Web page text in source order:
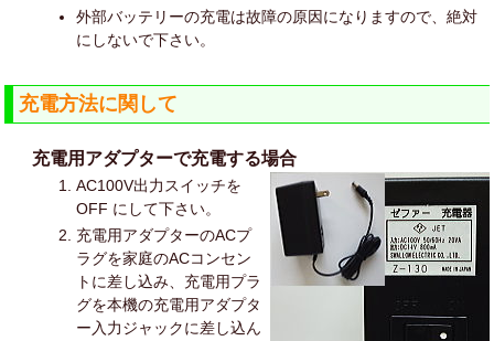
外部バッテリーの充電は故障の原因になりますので、絶対
にしないで下さい。
充電方法に関して
充電用アダプターで充電する場合
AC100V出力スイッチを
OFF にして下さい。
充電用アダプターのACプ
ラグを家庭のACコンセン
トに差し込み、充電用プラ
グを本機の充電用アダプタ
ー入力ジャックに差し込ん